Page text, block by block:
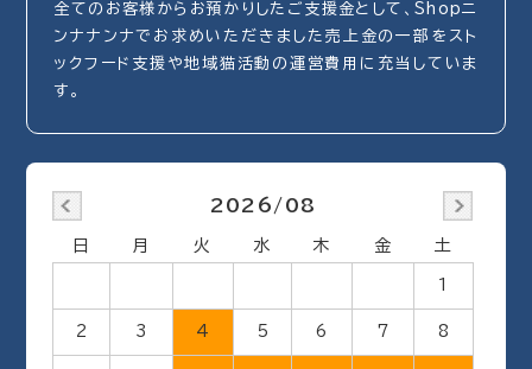
全てのお客様からお預かりしたご支援金として、Shopニ
ンナナンナでお求めいただきました売上金の一部をスト
ックフード支援や地域猫活動の運営費用に充当していま
す。
2026/08
日 月 火 水 木 金 土
1
2 3 4 5 6 7 8